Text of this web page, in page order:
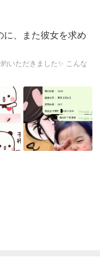
に、また彼女を求め
いただきました✨ こんな